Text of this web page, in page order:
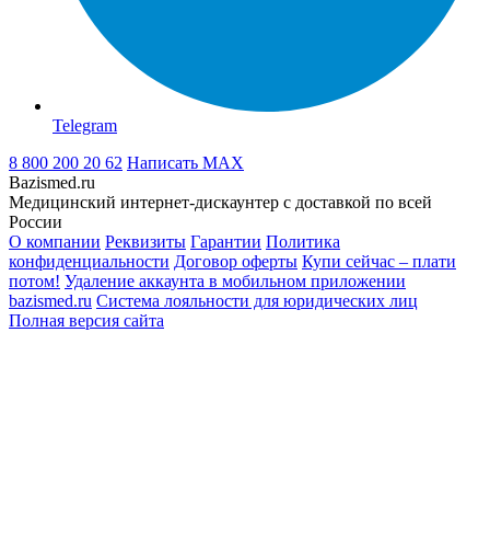
Telegram
8 800 200 20 62 Написать MAX
Bazismed.ru
Медицинский интернет-дискаунтер с доставкой по всей
России
О компании Реквизиты Гарантии Политика
конфиденциальности Договор оферты Купи сейчас – плати
потом! Удаление аккаунта в мобильном приложении
bazismed.ru Система лояльности для юридических лиц
Полная версия сайта